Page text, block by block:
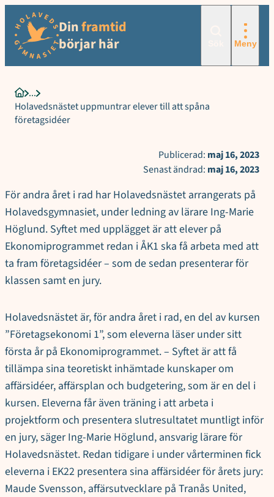
Sökord för intern sökning: Holavedsnästet uppmuntrar elever
innehåll
Dinframtid
börjar här
Meny
Startsida
Holavedsnästet uppmuntrar elever till att spåna
företagsidéer
Publicerad: maj 16, 2023
Senast ändrad: maj 16, 2023
För andra året i rad har Holavedsnästet arrangerats på
Holavedsgymnasiet, under ledning av lärare Ing-Marie
Höglund. Syftet med upplägget är att elever på
Ekonomiprogrammet redan i ÅK1 ska få arbeta med att
ta fram företagsidéer – som de sedan presenterar för
klassen samt en jury.
Holavedsnästet är, för andra året i rad, en del av kursen
”Företagsekonomi 1”, som eleverna läser under sitt
första år på Ekonomiprogrammet. – Syftet är att få
tillämpa sina teoretiskt inhämtade kunskaper om
affärsidéer, affärsplan och budgetering, som är en del i
kursen. Eleverna får även träning i att arbeta i
projektform och presentera slutresultatet muntligt inför
en jury, säger Ing-Marie Höglund, ansvarig lärare för
Holavedsnästet. Redan tidigare i under vårterminen fick
eleverna i EK22 presentera sina affärsidéer för årets jury:
Maude Svensson, affärsutvecklare på Tranås United,